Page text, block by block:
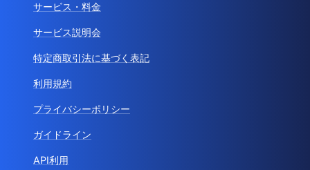
サービス・料金
サービス説明会
特定商取引法に基づく表記
利用規約
プライバシーポリシー
ガイドライン
API利用